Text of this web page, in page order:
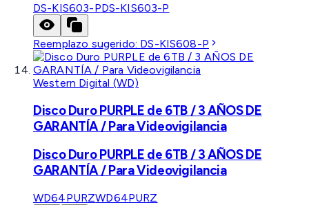
DS-KIS603-PDS-KIS603-P
Reemplazo sugerido: DS-KIS608-P
Western Digital (WD)
Disco Duro PURPLE de 6TB / 3 AÑOS DE
GARANTÍA / Para Videovigilancia
Disco Duro PURPLE de 6TB / 3 AÑOS DE
GARANTÍA / Para Videovigilancia
WD64PURZWD64PURZ